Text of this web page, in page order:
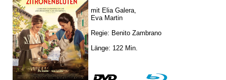
mit Elia Galera,
Eva Martin
Regie: Benito Zambrano
Länge: 122 Min.